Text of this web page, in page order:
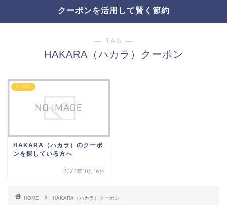
クーポンを活用して賢く節約
― TAG ―
HAKARA（ハカラ）クーポン
クーポン
HAKARA（ハカラ）のクーポ
ンを探している方へ
2022年10月16日
HOME HAKARA（ハカラ）クーポン